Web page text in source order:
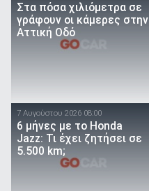
Στα πόσα χιλιόμετρα σε
γράφουν οι κάμερες στην
Αττική Οδό
7 Αυγούστου 2026 08:00
6 μήνες με το Honda
Jazz: Τι έχει ζητήσει σε
5.500 km;